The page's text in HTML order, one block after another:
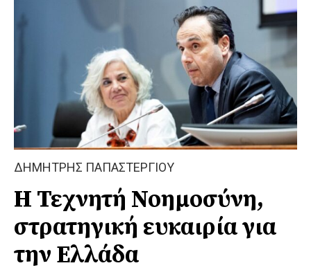
ΔΗΜΗΤΡΗΣ ΠΑΠΑΣΤΕΡΓΙΟΥ
Η Τεχνητή Νοημοσύνη,
στρατηγική ευκαιρία για
την Ελλάδα